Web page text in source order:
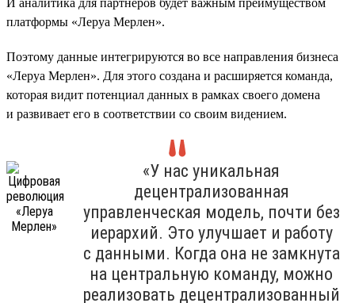
платформы «Леруа Мерлен».
Поэтому данные интегрируются во все направления бизнеса
«Леруа Мерлен». Для этого создана и расширяется команда,
которая видит потенциал данных в рамках своего домена
и развивает его в соответствии со своим видением.
«У нас уникальная
децентрализованная
управленческая модель, почти без
иерархий. Это улучшает и работу
с данными. Когда она не замкнута
на центральную команду, можно
реализовать децентрализованный